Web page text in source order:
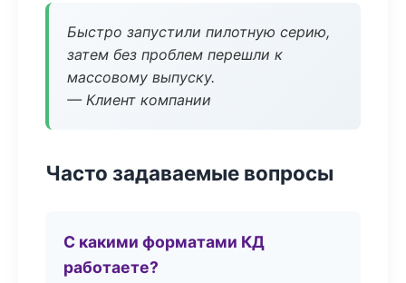
Быстро запустили пилотную серию,
затем без проблем перешли к
массовому выпуску.
— Клиент компании
Часто задаваемые вопросы
С какими форматами КД
работаете?